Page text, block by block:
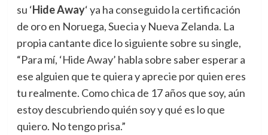
su ‘Hide Away‘ ya ha conseguido la certificación
de oro en Noruega, Suecia y Nueva Zelanda. La
propia cantante dice lo siguiente sobre su single,
“Para mí, ‘Hide Away’ habla sobre saber esperar a
ese alguien que te quiera y aprecie por quien eres
tu realmente. Como chica de 17 años que soy, aún
estoy descubriendo quién soy y qué es lo que
quiero. No tengo prisa.”